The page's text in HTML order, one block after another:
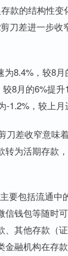
款的结构性变
刀差进一步
为8.4%，较8
8月的6%提升
-1.2%，较上月
刀差收窄意味
转为活期存款
要包括流通中
信钱包等随时
、其他存款（
金融机构在存